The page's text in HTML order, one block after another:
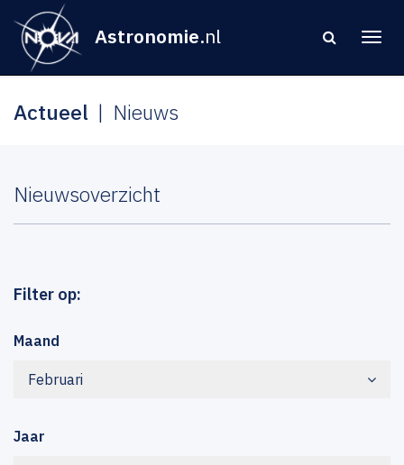
Astronomie.nl
Actueel Nieuws
Nieuwsoverzicht
Filter op:
Maand
Februari
Jaar